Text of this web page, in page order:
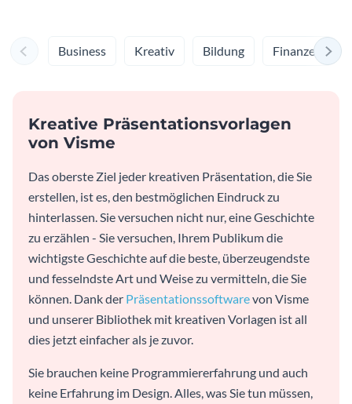
Business Kreativ Bildung Finanzen
Kreative Präsentationsvorlagen
von Visme
Das oberste Ziel jeder kreativen Präsentation, die Sie
erstellen, ist es, den bestmöglichen Eindruck zu
hinterlassen. Sie versuchen nicht nur, eine Geschichte
zu erzählen - Sie versuchen, Ihrem Publikum die
wichtigste Geschichte auf die beste, überzeugendste
und fesselndste Art und Weise zu vermitteln, die Sie
können. Dank der Präsentationssoftwarevon Visme
und unserer Bibliothek mit kreativen Vorlagen ist all
dies jetzt einfacher als je zuvor.
Sie brauchen keine Programmiererfahrung und auch
keine Erfahrung im Design. Alles, was Sie tun müssen,